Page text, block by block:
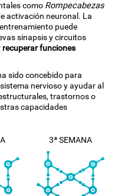
como Rompecabezas
activación neuronal. La
puede
sinapsis y circuitos
recuperar funciones
sido concebido para
nervioso y ayudar al
trastornos o
capacidades
3ª SEMANA